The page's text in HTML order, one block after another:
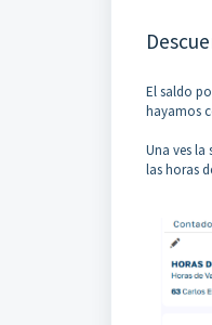
El saldo
hayamos
Una ves
las horas